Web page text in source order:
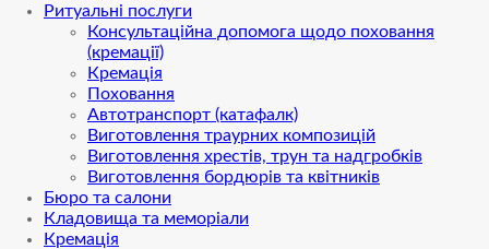
Ритуальні послуги
Консультаційна допомога щодо поховання
(кремації)
Кремація
Поховання
Автотранспорт (катафалк)
Виготовлення траурних композицій
Виготовлення хрестів, трун та надгробків
Виготовлення бордюрів та квітників
Бюро та салони
Кладовища та меморіали
Кремація